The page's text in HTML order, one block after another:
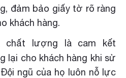
đảm bảo giấy tờ rõ ràng
khách hàng.
chất lượng là cam kết
lại cho khách hàng khi sử
ngũ của họ luôn nỗ lực